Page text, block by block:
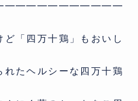
ど「四万十鶏」もおいし
れたヘルシーな四万十鶏